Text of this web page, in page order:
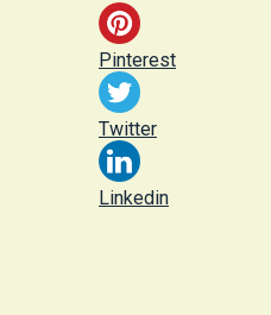
Pinterest
Twitter
Linkedin